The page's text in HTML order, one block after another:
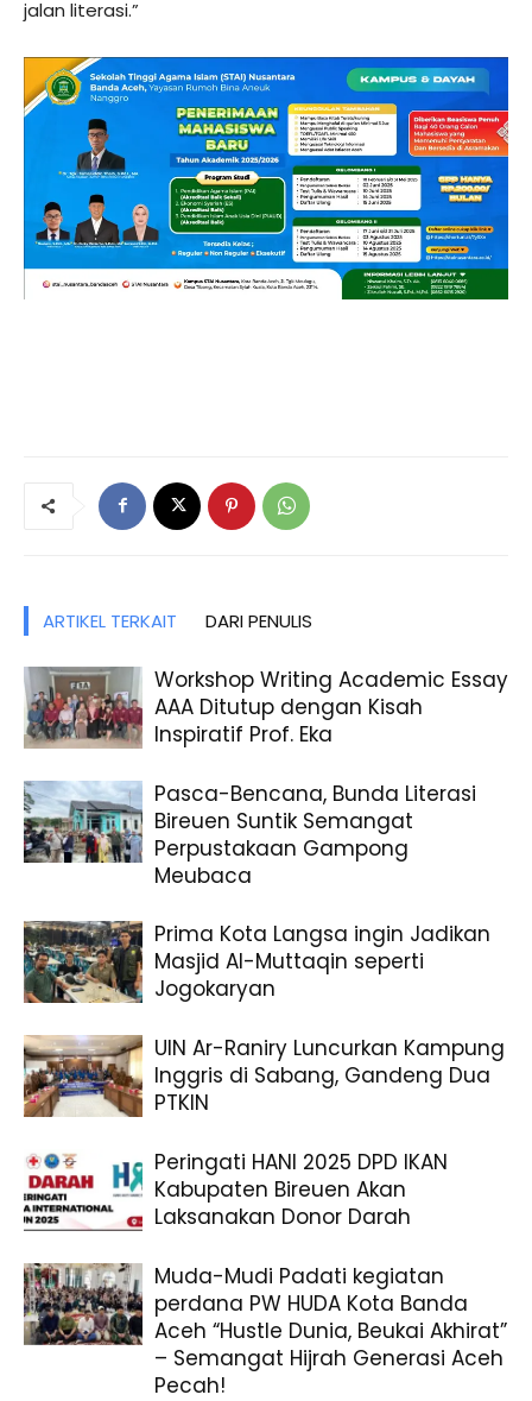
jalan literasi.”
ARTIKEL TERKAIT DARI PENULIS
Workshop Writing Academic Essay
AAA Ditutup dengan Kisah
Inspiratif Prof. Eka
Pasca-Bencana, Bunda Literasi
Bireuen Suntik Semangat
Perpustakaan Gampong
Meubaca
Prima Kota Langsa ingin Jadikan
Masjid Al-Muttaqin seperti
Jogokaryan
UIN Ar-Raniry Luncurkan Kampung
Inggris di Sabang, Gandeng Dua
PTKIN
Peringati HANI 2025 DPD IKAN
Kabupaten Bireuen Akan
Laksanakan Donor Darah
Muda-Mudi Padati kegiatan
perdana PW HUDA Kota Banda
Aceh “Hustle Dunia, Beukai Akhirat”
– Semangat Hijrah Generasi Aceh
Pecah!